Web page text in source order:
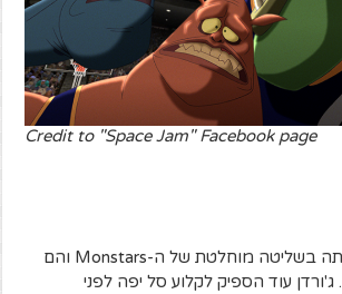
Credit to "Space Jam" Facebook page
פתיחת המשחק הייתה בשליטה מוחלטת של ה-Monstars והם
עלו מהר ליתרון 6:0. ג'ורדן עוד הספיק לקלוע סל יפה לפני